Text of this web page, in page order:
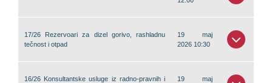
17/26 Rezervoari za dizel gorivo, rashladnu
tečnost i otpad
19 maj
2026 10:30
16/26 Konsultantske usluge iz radno-pravnih i
19 maj